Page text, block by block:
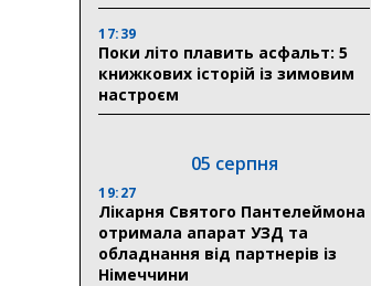
17:39
Поки літо плавить асфальт: 5
книжкових історій із зимовим
настроєм
05 серпня
19:27
Лікарня Святого Пантелеймона
отримала апарат УЗД та
обладнання від партнерів із
Німеччини